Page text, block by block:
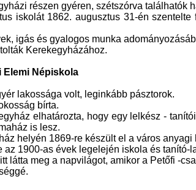
részen gyéren, szétszórva találhatók
iskolát 1862. augusztus 31-én
igás és gyalogos munka
Kerekegyházához.
Elemi Népiskola
lakossága volt, leginkább pásztorok.
bírta.
elhatározta, hogy egy lelkész -
is lesz.
helyén 1869-re készült el a város
1900-as évek legelején iskola és tanító-
látta meg a napvilágot, amikor a Petőfi -